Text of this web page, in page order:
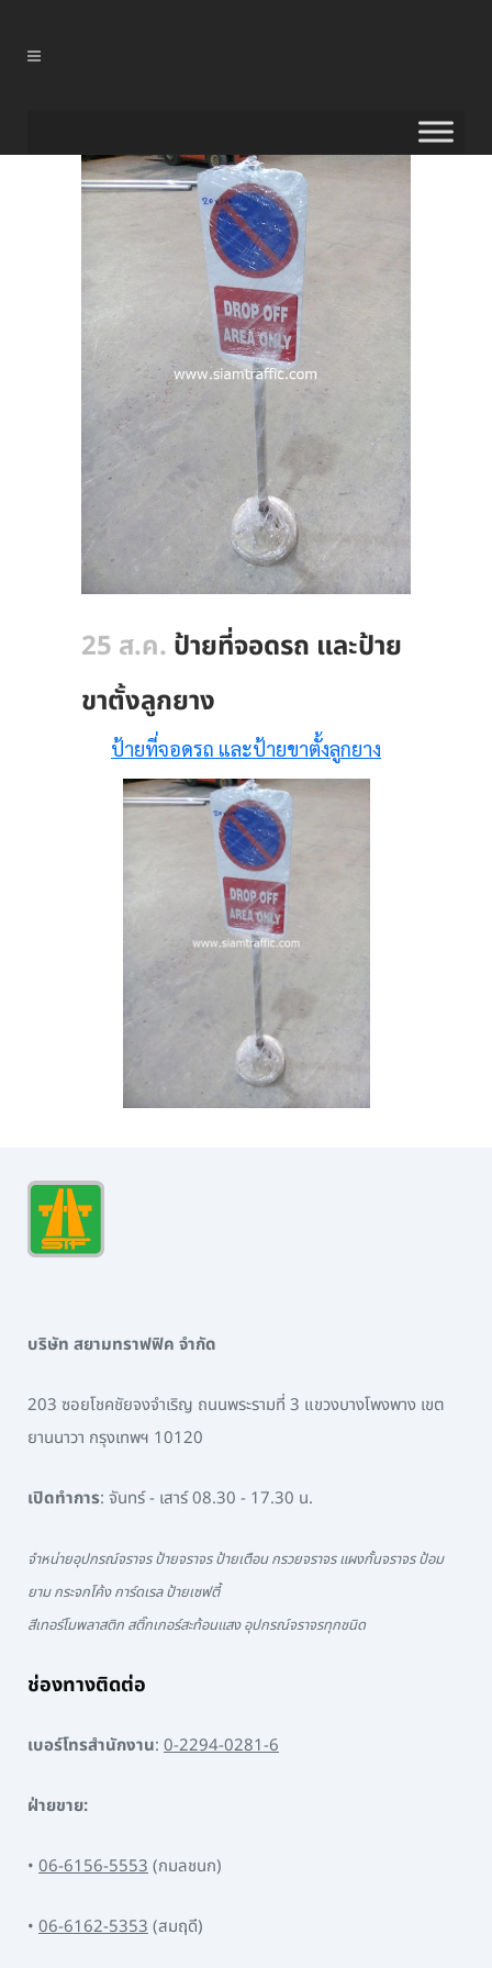
25 ส.ค. ป้ายที่จอดรถ และป้าย
ขาตั้งลูกยาง
ป้ายที่จอดรถ และป้ายขาตั้งลูกยาง
บริษัท สยามทราฟฟิค จำกัด
203 ซอยโชคชัยจงจำเริญ ถนนพระรามที่ 3 แขวงบางโพงพาง เขต
ยานนาวา กรุงเทพฯ 10120
เปิดทำการ: จันทร์ - เสาร์ 08.30 - 17.30 น.
จำหน่ายอุปกรณ์จราจร ป้ายจราจร ป้ายเตือน กรวยจราจร แผงกั้นจราจร ป้อม
ยาม กระจกโค้ง การ์ดเรล ป้ายเซฟตี้
สีเทอร์โมพลาสติก สติ๊กเกอร์สะท้อนแสง อุปกรณ์จราจรทุกชนิด
ช่องทางติดต่อ
เบอร์โทรสำนักงาน: 0-2294-0281-6
ฝ่ายขาย:
• 06-6156-5553(กมลชนก)
• 06-6162-5353(สมฤดี)